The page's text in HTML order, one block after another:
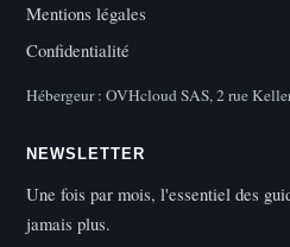
Mentions légales
Confidentialité
Hébergeur : OVHcloud SAS, 2 rue
NEWSLETTER
Une fois par mois, l'essentiel des
jamais plus.